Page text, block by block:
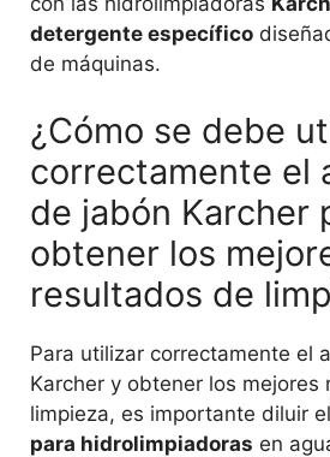
detergente específico
de máquinas.
¿Cómo se debe
correctamente el
de jabón Karcher
obtener los
resultados de
Para utilizar correctamente el
Karcher y obtener los mejores
limpieza, es importante diluir el
para hidrolimpiadoras en